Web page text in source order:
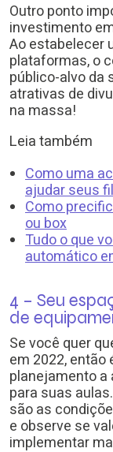
Outro ponto
investimento
Ao estabelecer
plataformas, o
público-alvo da
atrativas de
na massa!
Leia também
Como uma
ajudar seus
Como
ou box
Tudo o que
automático
4 – Seu
de
Se você quer
em 2022,
planejamento
para suas
são as
e observe se
implementar